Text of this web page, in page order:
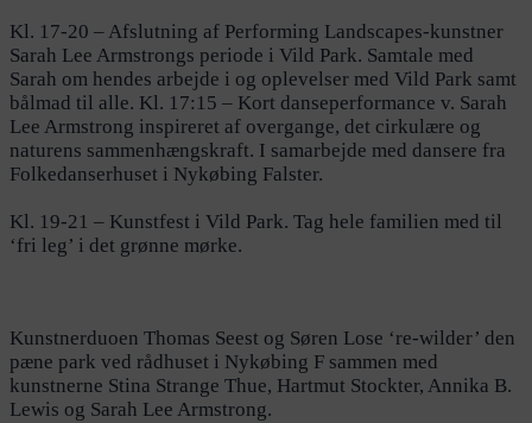
Kl. 17-20 – Afslutning af Performing Landscapes-kunstner
Sarah Lee Armstrongs periode i Vild Park. Samtale med
Sarah om hendes arbejde i og oplevelser med Vild Park samt
bålmad til alle. Kl. 17:15 – Kort danseperformance v. Sarah
Lee Armstrong inspireret af overgange, det cirkulære og
naturens sammenhængskraft. I samarbejde med dansere fra
Folkedanserhuset i Nykøbing Falster.
Kl. 19-21 – Kunstfest i Vild Park. Tag hele familien med til
‘fri leg’ i det grønne mørke.
Kunstnerduoen Thomas Seest og Søren Lose ‘re-wilder’ den
pæne park ved rådhuset i Nykøbing F sammen med
kunstnerne Stina Strange Thue, Hartmut Stockter, Annika B.
Lewis og Sarah Lee Armstrong.